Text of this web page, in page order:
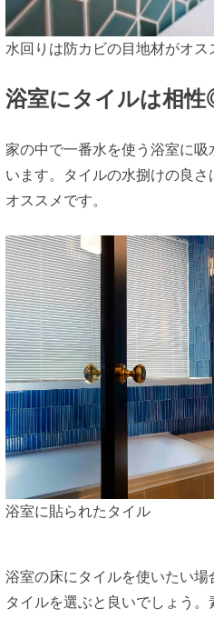
水回りは防カビの目地材がオス
浴室にタイルは相
家の中で一番水を使う浴室に
います。タイルの水捌けの良さ
オススメです。
浴室に貼られたタイル
浴室の床にタイルを使いたい
タイルを選ぶと良いでしょう